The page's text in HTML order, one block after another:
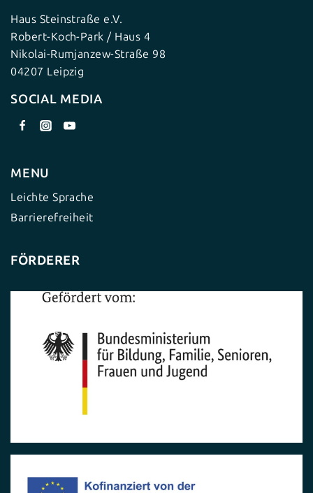
Haus Steinstraße e.V.
Robert-Koch-Park / Haus 4
Nikolai-Rumjanzew-Straße 98
04207 Leipzig
SOCIAL MEDIA
MENU
Leichte Sprache
Barrierefreiheit
FÖRDERER